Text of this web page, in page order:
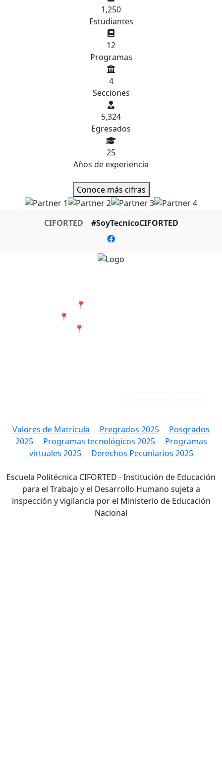
1,250
Estudiantes
12
Programas
4
Secciones
5,324
Egresados
25
Años de experiencia
Conoce más cifras
CIFORTED #SoyTecnicoCIFORTED
📍 Cali - San Bosco
📍 Jamundí - Barrio Popular
📍 Tumaco - Nariño
Valores de Matrícula Pregrados 2025
Posgrados
2025
Programas tecnológicos 2025
Programas
virtuales 2025
Derechos Pecuniarios 2025
Escuela Politécnica CIFORTED - Institución de Educación
para el Trabajo y el Desarrollo Humano sujeta a
inspección y vigilancia por el Ministerio de Educación
Nacional